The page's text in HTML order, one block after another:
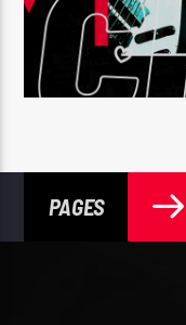
PAGES